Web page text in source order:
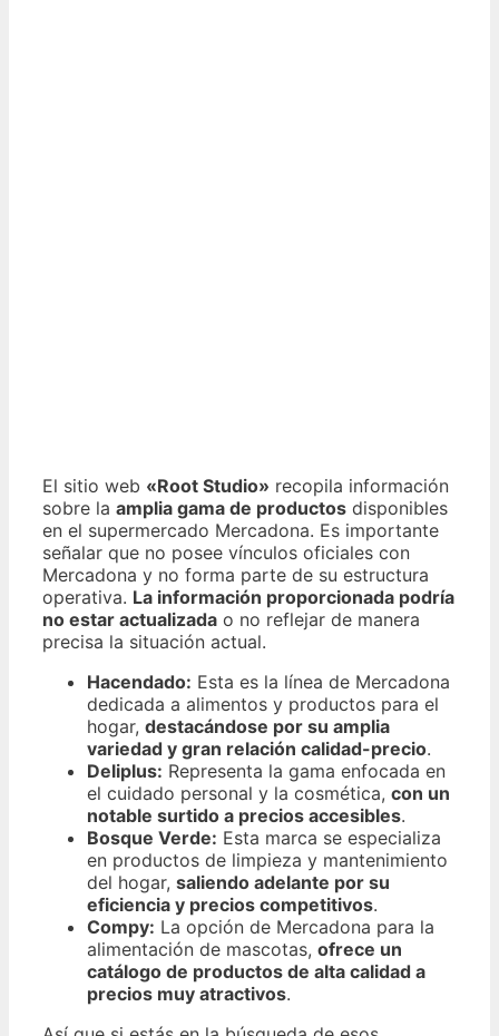
El sitio web «Root Studio» recopila información
sobre la amplia gama de productos disponibles
en el supermercado Mercadona. Es importante
señalar que no posee vínculos oficiales con
Mercadona y no forma parte de su estructura
operativa. La información proporcionada podría
no estar actualizada o no reflejar de manera
precisa la situación actual.
Hacendado: Esta es la línea de Mercadona
dedicada a alimentos y productos para el
hogar, destacándose por su amplia
variedad y gran relación calidad-precio.
Deliplus: Representa la gama enfocada en
el cuidado personal y la cosmética, con un
notable surtido a precios accesibles.
Bosque Verde: Esta marca se especializa
en productos de limpieza y mantenimiento
del hogar, saliendo adelante por su
eficiencia y precios competitivos.
Compy: La opción de Mercadona para la
alimentación de mascotas, ofrece un
catálogo de productos de alta calidad a
precios muy atractivos.